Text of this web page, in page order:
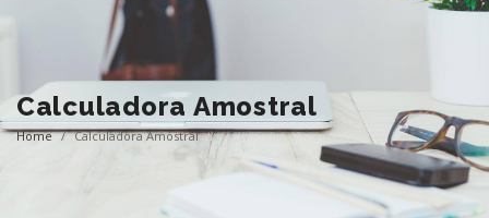
Calculadora Amostral
Home / Calculadora Amostral